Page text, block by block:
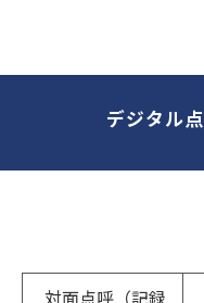
デジタル
対面点呼（記録